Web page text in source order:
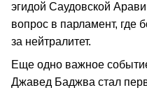
эгидой Саудовской
вопрос в парламент, где
за нейтралитет.
Еще одно важное
Джавед Баджва стал